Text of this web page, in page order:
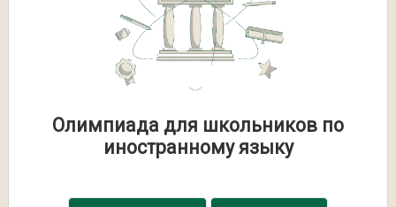
Олимпиада для школьников по
иностранному языку